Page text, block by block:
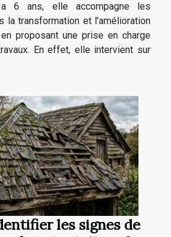
6 ans, elle accompagne les
la transformation et l’amélioration
proposant une prise en charge
En effet, elle intervient sur
les signes de